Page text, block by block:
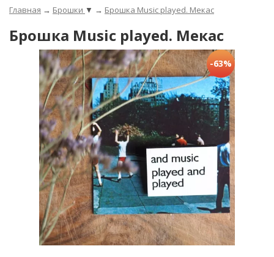
Главная → Брошки ▼ → Брошка Music played. Мекас
Брошка Music played. Мекас
-63%